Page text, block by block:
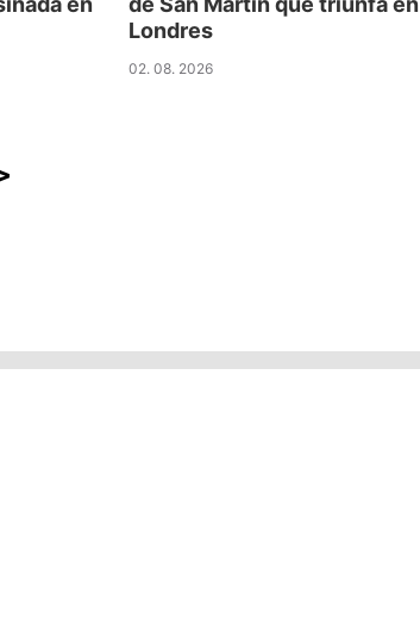
Londres
02. 08. 2026